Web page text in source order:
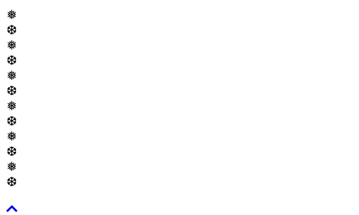
❅
❆
❅
❆
❅
❆
❅
❆
❅
❆
❅
❆